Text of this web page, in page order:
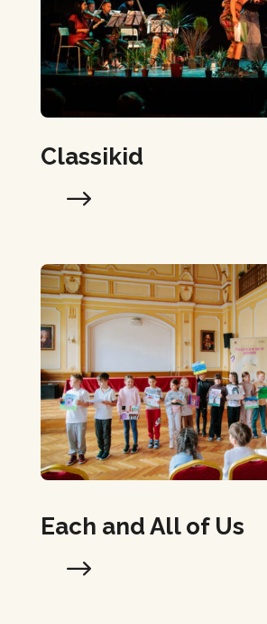
Classikid
Each and All of Us